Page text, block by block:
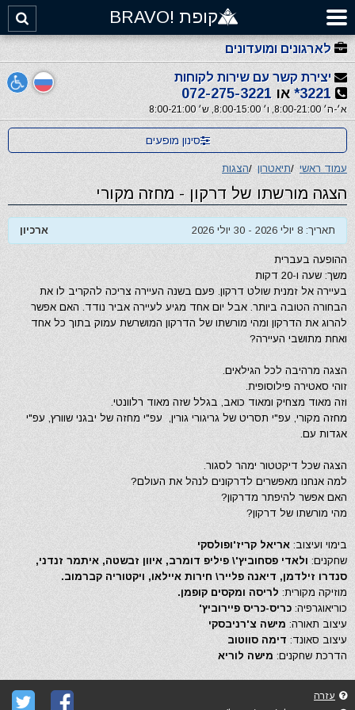
קופת !BRAVO
לארגונים ומועדונים
יצירת קשר עם שירות לקוחות
3221* או 072-275-3221
א׳-ה׳ 8:00-21:00, ו׳ 8:00-15:00, ש׳ 8:00-21:00
סינון מופעים
עמוד ראשי /תיאטרון /הצגות
הצגה מורשתו של דרקון - מחזה מקורי
ארכיון תאריך: 8 יולי 2026 - 30 יולי 2026
ההופעה בעברית
משך: שעה ו-20 דקות
בעיירה אל זמנית שולט דרקון. פעם בשנה העיירה צריכה להקריב לו את
הבחורה הטובה ביותר. אבל יום אחד מגיע לעיירה אביר נודד. האם אפשר
להרוג את הדרקון ומהי מורשתו של הדרקון המושרשת עמוק בתוך כל אחד
ואחת מתושבי העיירה?
הצגה מרהיבה לכל הגילאים.
זוהי סאטירה פילוסופית.
וזה מאוד מצחיק ומאוד כואב, בגלל שזה מאוד רלוונטי.
מחזה מקורי, עפ"י תסריט של גריגורי גורין, עפ"י מחזה של יבגני שוורץ, עפ"י
אגדות עם.
הצגה שכל דיקטטור ימהר לסגור.
למה אנחנו מאפשרים לדרקונים לנהל את העולם?
האם אפשר להיפתר מדרקון?
מהי מורשתו של דרקון?
בימוי ועיצוב: אריאל קריז'ופולסקי
שחקנים: ולאדי פסחוביץ'\ פיליפ דומרב, איוון זבשטה, איתמר זנדני,
סנדרו זילדמן, דיאנה פלייר\ חירות איילאו, ויקטוריה קברמוב.
מוזיקה מקורית: לריסה ומקסים קופמן.
כוריאוגרפיה: כריס-כריס פיירוביץ'
עיצוב תאורה: מישה צ'רניבסקי
עיצוב סאונד: דימה סווטוב
הדרכת שחקנים: מישה לוריא
עזרה